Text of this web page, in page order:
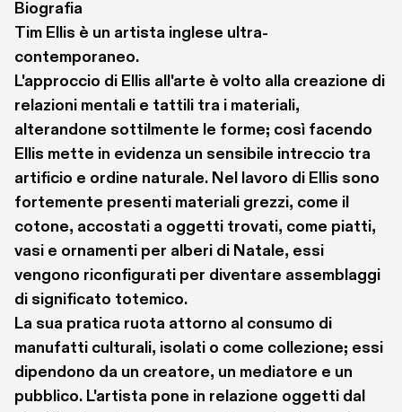
Biografia
Tim Ellis è un artista inglese ultra-
contemporaneo.
L'approccio di Ellis all'arte è volto alla creazione di
relazioni mentali e tattili tra i materiali,
alterandone sottilmente le forme; così facendo
Ellis mette in evidenza un sensibile intreccio tra
artificio e ordine naturale. Nel lavoro di Ellis sono
fortemente presenti materiali grezzi, come il
cotone, accostati a oggetti trovati, come piatti,
vasi e ornamenti per alberi di Natale, essi
vengono riconfigurati per diventare assemblaggi
di significato totemico.
La sua pratica ruota attorno al consumo di
manufatti culturali, isolati o come collezione; essi
dipendono da un creatore, un mediatore e un
pubblico. L'artista pone in relazione oggetti dal